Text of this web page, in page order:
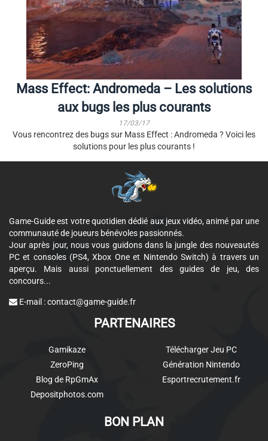
Mass Effect: Andromeda – Les solutions
aux bugs les plus courants
17/03/17
Vous rencontrez des bugs sur Mass Effect : Andromeda ? Voici les
solutions pour les plus courants !
Game-Guide est votre quotidien dédié aux jeux vidéo, animé par une
communauté de joueurs bénévoles passionnés.
Jour après jour, nous vous guidons dans la jungle des nouveautés
PC et consoles (PS4, Xbox One et Nintendo Switch) à travers un
aperçu. Mais aussi ponctuellement des guides de jeu, des
concours...
E-mail :contact@game-guide.fr
PARTENAIRES
Gamikaze
ZeroPing
Blog de RpGmAx
Depositphotos.com
Télécharger Jeu PC
Génération Nintendo
Esportrecrutement.fr
BON PLAN